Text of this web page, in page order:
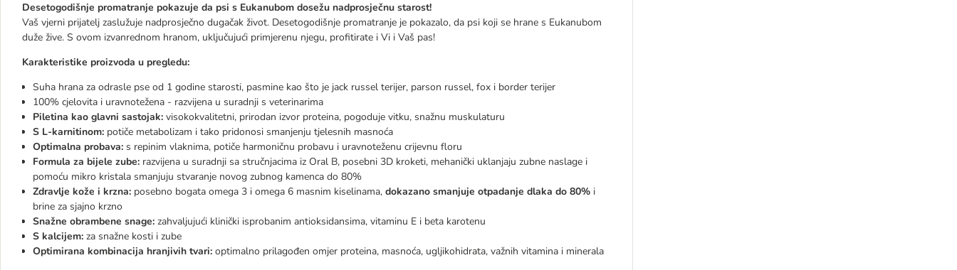
Desetogodišnje promatranje pokazuje da psi s Eukanubom dosežu nadprosječnu starost!
Vaš vjerni prijatelj zaslužuje nadprosječno dugačak život. Desetogodišnje promatranje je pokazalo, da psi koji se hrane s Eukanubom
duže žive. S ovom izvanrednom hranom, uključujući primjerenu njegu, profitirate i Vi i Vaš pas!
Karakteristike proizvoda u pregledu:
Suha hrana za odrasle pse od 1 godine starosti, pasmine kao što je jack russel terijer, parson russel, fox i border terijer
100% cjelovita i uravnotežena - razvijena u suradnji s veterinarima
Piletina kao glavni sastojak: visokokvalitetni, prirodan izvor proteina, pogoduje vitku, snažnu muskulaturu
S L-karnitinom: potiče metabolizam i tako pridonosi smanjenju tjelesnih masnoća
Optimalna probava: s repinim vlaknima, potiče harmoničnu probavu i uravnoteženu crijevnu floru
Formula za bijele zube: razvijena u suradnji sa stručnjacima iz Oral B, posebni 3D kroketi, mehanički uklanjaju zubne naslage i
pomoću mikro kristala smanjuju stvaranje novog zubnog kamenca do 80%
Zdravlje kože i krzna: posebno bogata omega 3 i omega 6 masnim kiselinama, dokazano smanjuje otpadanje dlaka do 80% i
brine za sjajno krzno
Snažne obrambene snage: zahvaljujući klinički isprobanim antioksidansima, vitaminu E i beta karotenu
S kalcijem: za snažne kosti i zube
Optimirana kombinacija hranjivih tvari: optimalno prilagođen omjer proteina, masnoća, ugljikohidrata, važnih vitamina i minerala